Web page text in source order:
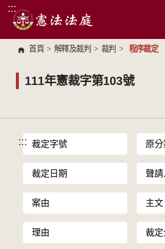
跳到主要內容區塊
:::
首頁 > 解釋及裁判 > 裁判 > 程序裁定
111年憲裁字第103號
::: 裁定字號 原
裁定日期 聲請
案由 主文
理由 裁